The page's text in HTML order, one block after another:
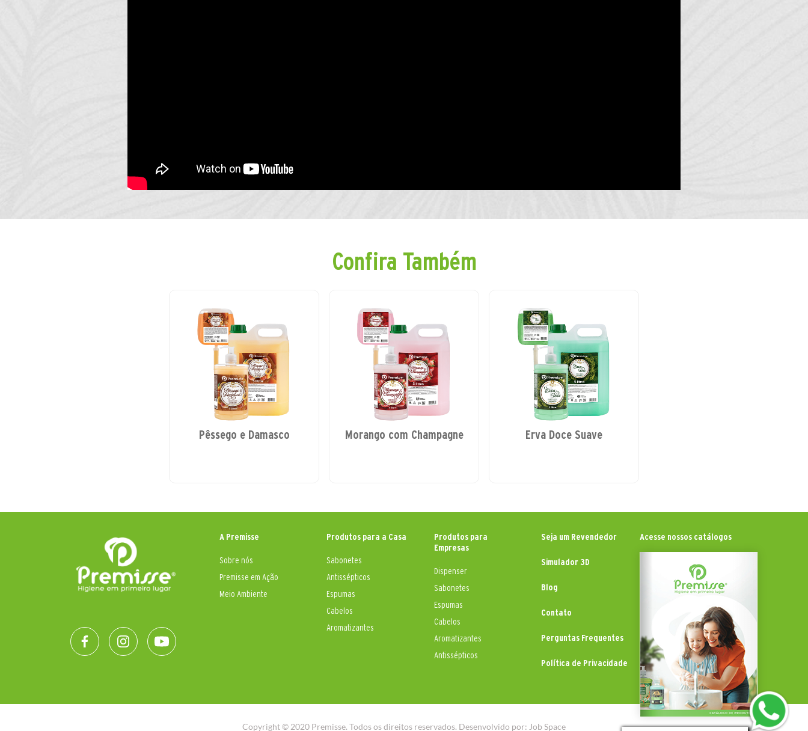
Confira Também
Pêssego e Damasco Morango com Champagne Erva Doce Suave
A Premisse
Sobre nós
Premisse em Ação
Meio Ambiente
Produtos para a Casa
Sabonetes
Antissépticos
Espumas
Cabelos
Aromatizantes
Produtos para
Empresas
Dispenser
Sabonetes
Espumas
Cabelos
Aromatizantes
Antissépticos
Seja um Revendedor
Simulador 3D
Blog
Contato
Perguntas Frequentes
Política de Privacidade
Acesse nossos catálogos
Copyright © 2020 Premisse. Todos os direitos reservados. Desenvolvido por: Job Space